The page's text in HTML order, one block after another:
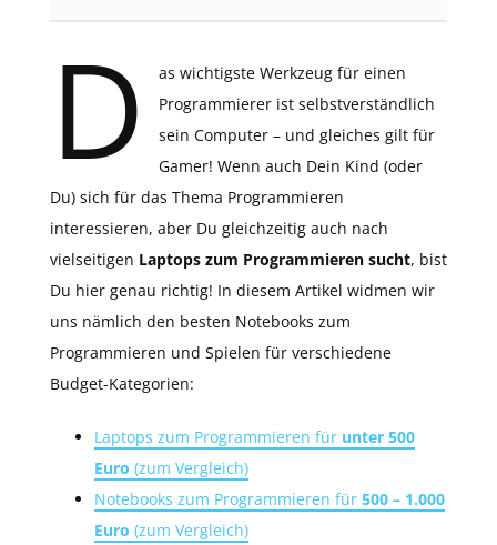
D
as wichtigste Werkzeug für einen
Programmierer ist selbstverständlich
sein Computer – und gleiches gilt für
Gamer! Wenn auch Dein Kind (oder
Du) sich für das Thema Programmieren
interessieren, aber Du gleichzeitig auch nach
vielseitigen Laptops zum Programmieren sucht, bist
Du hier genau richtig! In diesem Artikel widmen wir
uns nämlich den besten Notebooks zum
Programmieren und Spielen für verschiedene
Budget-Kategorien:
Laptops zum Programmieren für unter 500
Euro (zum Vergleich)
Notebooks zum Programmieren für 500 – 1.000
Euro (zum Vergleich)